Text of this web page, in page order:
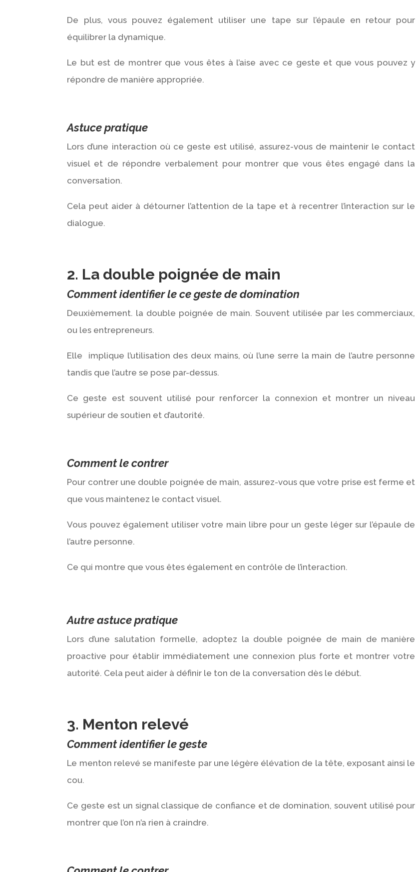
De plus, vous pouvez également utiliser une tape sur l’épaule en retour pour
équilibrer la dynamique.
Le but est de montrer que vous êtes à l’aise avec ce geste et que vous pouvez y
répondre de manière appropriée.
Astuce pratique
Lors d’une interaction où ce geste est utilisé, assurez-vous de maintenir le contact
visuel et de répondre verbalement pour montrer que vous êtes engagé dans la
conversation.
Cela peut aider à détourner l’attention de la tape et à recentrer l’interaction sur le
dialogue.
2. La double poignée de main
Comment identifier le ce geste de domination
Deuxièmement. la double poignée de main. Souvent utilisée par les commerciaux,
ou les entrepreneurs.
Elle implique l’utilisation des deux mains, où l’une serre la main de l’autre personne
tandis que l’autre se pose par-dessus.
Ce geste est souvent utilisé pour renforcer la connexion et montrer un niveau
supérieur de soutien et d’autorité.
Comment le contrer
Pour contrer une double poignée de main, assurez-vous que votre prise est ferme et
que vous maintenez le contact visuel.
Vous pouvez également utiliser votre main libre pour un geste léger sur l’épaule de
l’autre personne.
Ce qui montre que vous êtes également en contrôle de l’interaction.
Autre astuce pratique
Lors d’une salutation formelle, adoptez la double poignée de main de manière
proactive pour établir immédiatement une connexion plus forte et montrer votre
autorité. Cela peut aider à définir le ton de la conversation dès le début.
3. Menton relevé
Comment identifier le geste
Le menton relevé se manifeste par une légère élévation de la tête, exposant ainsi le
cou.
Ce geste est un signal classique de confiance et de domination, souvent utilisé pour
montrer que l’on n’a rien à craindre.